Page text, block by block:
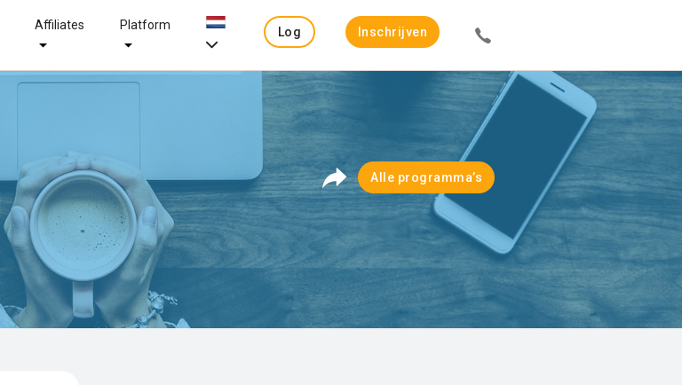
Affiliates Platform
Log
Inschrijven
Alle programma’s